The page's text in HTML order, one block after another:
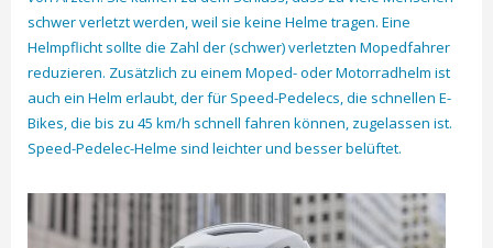
schwer verletzt werden, weil sie keine Helme tragen. Eine
Helmpflicht sollte die Zahl der (schwer) verletzten Mopedfahrer
reduzieren. Zusätzlich zu einem Moped- oder Motorradhelm ist
auch ein Helm erlaubt, der für Speed-Pedelecs, die schnellen E-
Bikes, die bis zu 45 km/h schnell fahren können, zugelassen ist.
Speed-Pedelec-Helme sind leichter und besser belüftet.